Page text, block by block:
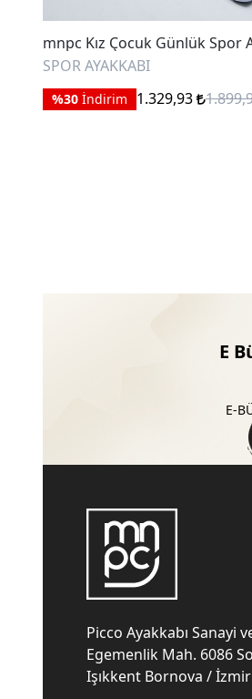
mnpc Kız Çocuk Günlük Spor
SPOR AYAKKABI
%30 İndirim 1.329,93
E
E-
Picco Ayakkabı Sanayi
Egemenlik Mah. 6086
Işıkkent Bornova / İzmir